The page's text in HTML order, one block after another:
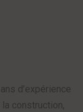
d’expérience
construction,